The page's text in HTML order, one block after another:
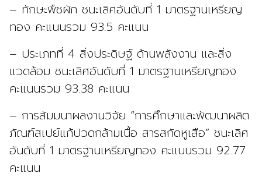
– ทักษะพืชผัก ชนะเลิศอันดับที่ 1 มาตรฐานเหรียญ
ทอง คะแนนรวม 93.5 คะแนน
– ประเภทที่ 4 สิ่งประดิษฐ์ ด้านพลังงาน และสิ่ง
แวดล้อม ชนะเลิศอันดับที่ 1 มาตรฐานเหรียญทอง
คะแนนรวม 93.38 คะแนน
– การสัมมนาผลงานวิจัย “การศึกษาและพัฒนาผลิต
ภัณฑ์สเปย์แก้ปวดกล้ามเนื้อ สารสกัดหูเสือ” ชนะเลิศ
อันดับที่ 1 มาตรฐานเหรียญทอง คะแนนรวม 92.77
คะแนน